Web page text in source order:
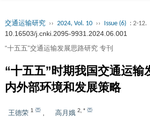
交通运输研究 ›› 2024, Vol. 10 ›› Issue (6) : 2-12.
10.16503/j.cnki.2095-9931.2024.06.001
“十五五”交通运输发展思路研究 专刊
“十五五”时期我国交通运输
内外部环境和发展策略
王德荣 1 高月娥 2, *